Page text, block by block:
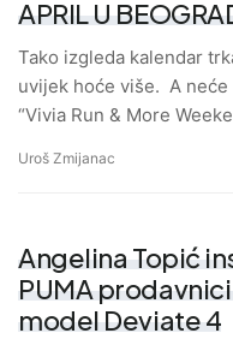
APRIL U
Tako izgleda kalendar
uvijek hoće više. A
“Vivia Run & More
Uroš Zmijanac
Angelina Topić
PUMA
model Deviate 4